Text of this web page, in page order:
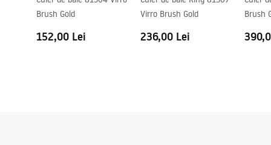
Brush Gold
152,00 Lei
Virro Brush Gold
236,00 Lei
Brush